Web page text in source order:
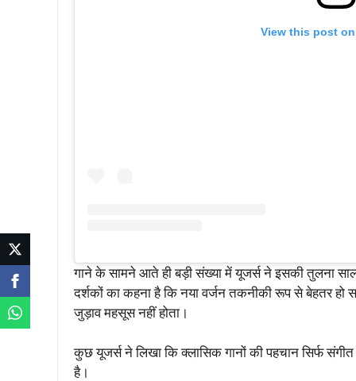
View this post
गाने के सामने आते ही बड़ी संख्या में यूजर्स ने इसकी तुलना
दर्शकों का कहना है कि नया वर्जन तकनीकी रूप से बेहतर
जुड़ाव महसूस नहीं होता।
कुछ यूजर्स ने लिखा कि क्लासिक गानों की पहचान सिर्फ
है।